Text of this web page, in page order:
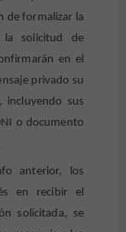
de formalizar la
solicitud de
en el
privado su
incluyendo sus
o documento
anterior, los
en recibir el
solicitada, se